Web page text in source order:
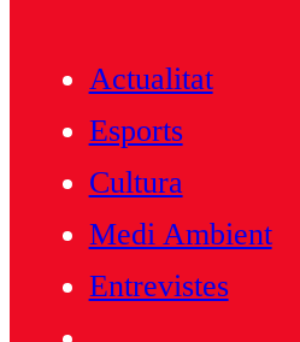
Actualitat
Esports
Cultura
Medi Ambient
Entrevistes